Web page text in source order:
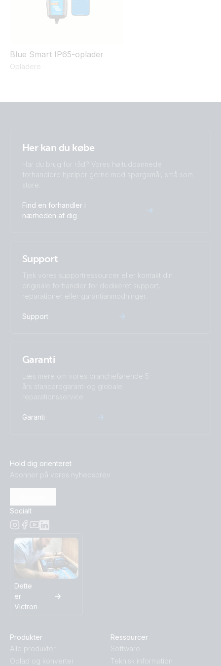
Blue Smart IP65-oplader
Opladere
Her kan du købe
Har du brug for råd? Vores højtuddannede
forhandlere hjælper gerne med spørgsmål, små som
store.
Find en forhandler i
nærheden af dig
Support
Tjek vores supportressourcer eller kontakt din
originale forhandler for dedikeret support,
reparationer eller garantianmodninger.
Support
Garanti
Læs mere om vores brancheførende 5-
års standardgaranti og globale
reparationsservice.
Garanti
Hold dig orienteret
Abonner på vores nyhedsbrev
Socialt
Dette
er
Victron
Produkter
Alle produkter
Oplad og konverter
Ressourcer
Software
Teknisk information